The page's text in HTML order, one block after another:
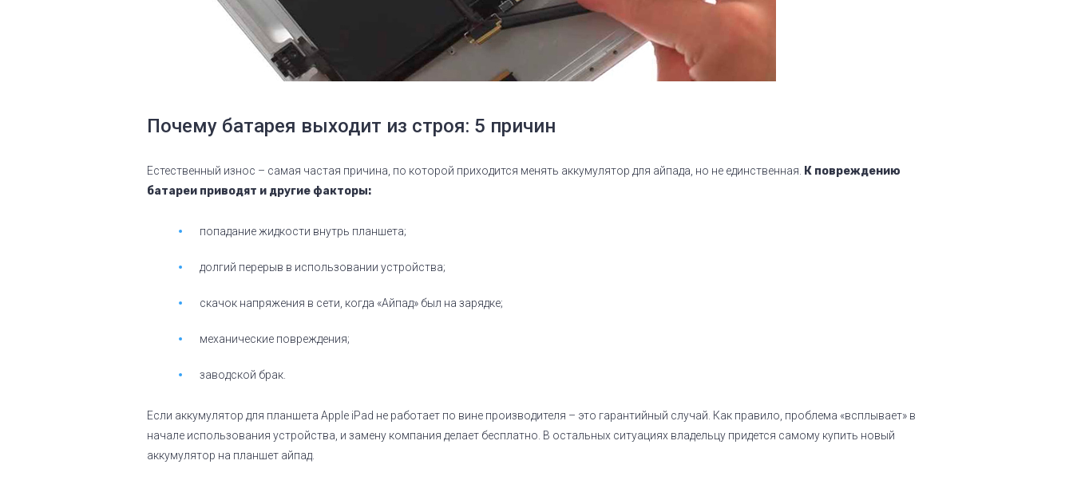
Почему батарея выходит из строя: 5 причин
Естественный износ – самая частая причина, по которой приходится менять аккумулятор для айпада, но не единственная.
К повреждению
батареи приводят и другие факторы:
попадание жидкости внутрь планшета;
долгий перерыв в использовании устройства;
скачок напряжения в сети, когда «Айпад» был на зарядке;
механические повреждения;
заводской брак.
Если аккумулятор для планшета Apple iPad не работает по вине производителя – это гарантийный случай. Как правило, проблема «всплывает» в
начале использования устройства, и замену компания делает бесплатно. В остальных ситуациях владельцу придется самому купить новый
аккумулятор на планшет айпад.